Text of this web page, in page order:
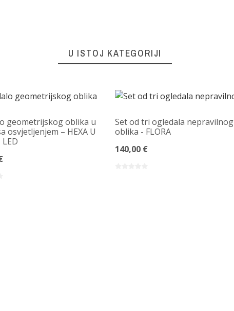
U ISTOJ KATEGORIJI
geometrijskog oblika u
osvjetljenjem – HEXA U
LED
Set od tri ogledala nepravilnog
oblika - FLORA
140,00 €